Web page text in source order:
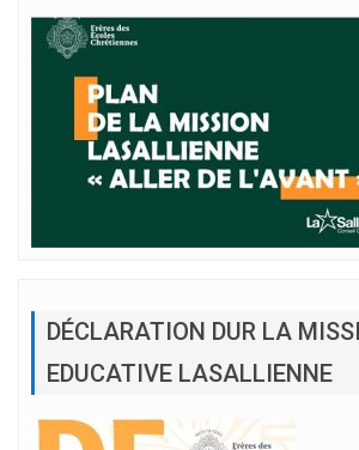
DÉCLARATION DUR LA
EDUCATIVE LASALLIENNE